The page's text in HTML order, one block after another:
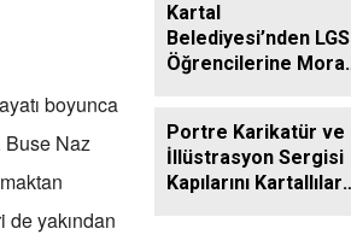
boyunca
Buse Naz
de yakından
Kartal
Belediyesi’nden LGS
Öğrencilerine Moral
Portre Karikatür ve
İllüstrasyon Sergisi
Kapılarını Kartallılar